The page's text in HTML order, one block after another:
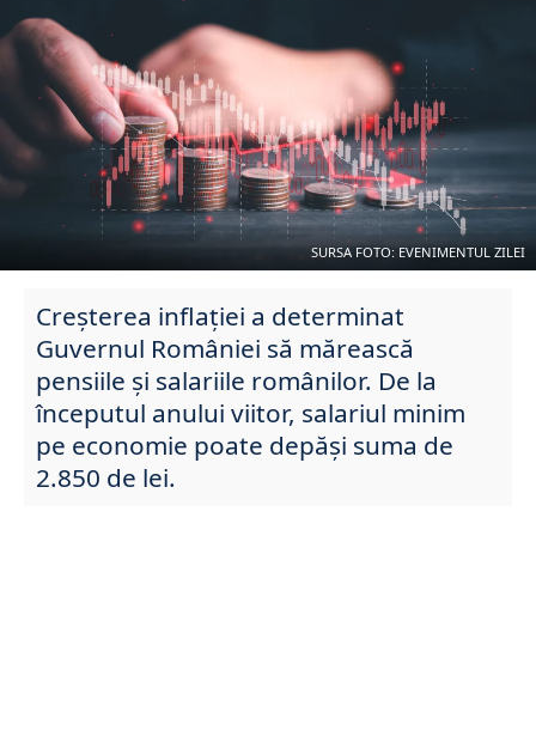
SURSA FOTO: EVENIMENTUL ZILEI
Creșterea inflației a determinat
Guvernul României să mărească
pensiile și salariile românilor. De la
începutul anului viitor, salariul minim
pe economie poate depăși suma de
2.850 de lei.